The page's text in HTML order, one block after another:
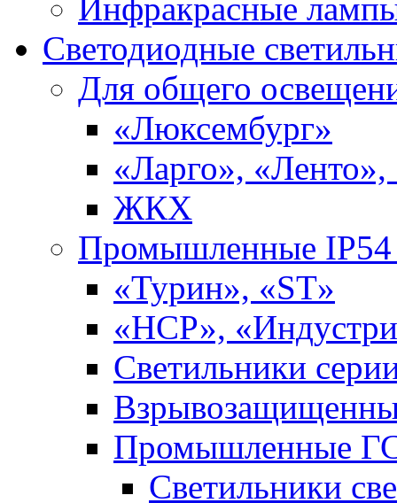
Инфракрасные
Светодиодные
Для общего
«Люксембург»
«Ларго»,
ЖКХ
Промышленные IP54
«Турин», «ST»
«НСР»,
Светильники
Промышленные
Светильники